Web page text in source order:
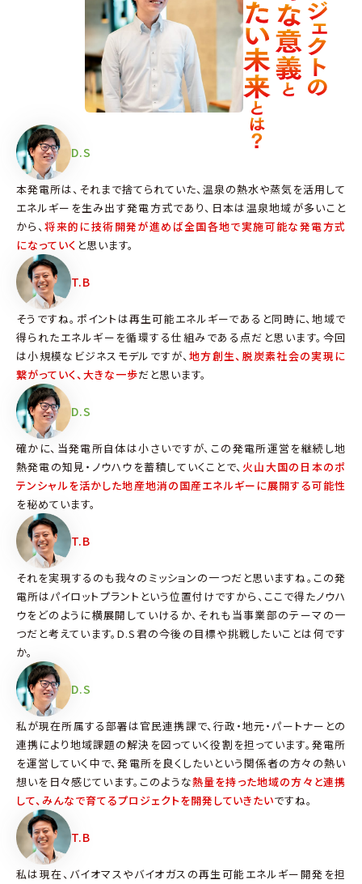
D.S
本発電所は、それまで捨てられていた、温泉の熱水や蒸気を活用して
エネルギーを生み出す発電方式であり、日本は温泉地域が多いこと
から、将来的に技術開発が進めば全国各地で実施可能な発電方式
になっていく と思います。
T.B
そうですね。ポイントは再生可能エネルギーであると同時に、地域で
得られたエネルギーを循環する仕組みである点だと思います。今回
は小規模なビジネスモデルですが、地方創生、脱炭素社会の実現に
繋がっていく、大きな一歩だと思います。
D.S
確かに、当発電所自体は小さいですが、この発電所運営を継続し地
熱発電の知見・ノウハウを蓄積していくことで、 火山大国の日本のポ
テンシャルを活かした地産地消の国産エネルギーに展開する可能性
を秘めています。
T.B
それを実現するのも我々のミッションの一つだと思いますね。この発
電所はパイロットプラントという位置付けですから、ここで得たノウハ
ウをどのように横展開していけるか、それも当事業部のテーマの一
つだと考えています。D.S君の今後の目標や挑戦したいことは何です
か。
D.S
私が現在所属する部署は官民連携課で、行政・地元・パートナーとの
連携により地域課題の解決を図っていく役割を担っています。発電所
を運営していく中で、発電所を良くしたいという関係者の方々の熱い
想いを日々感じています。このような熱量を持った地域の方々と連携
して、みんなで育てるプロジェクトを開発していきたいですね。
T.B
私は現在、バイオマスやバイオガスの再生可能エネルギー開発を担